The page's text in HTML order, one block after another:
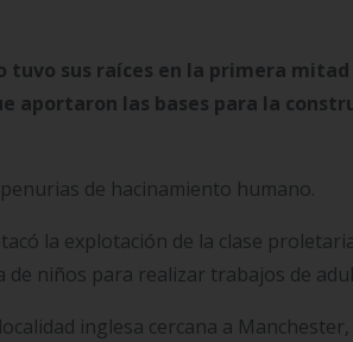
tuvo sus raíces en la primera
aportaron las bases para la
de hacinamiento humano.
la explotación de la clase
niños para realizar trabajos de
inglesa cercana a